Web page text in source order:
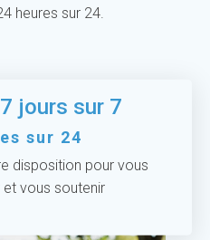
heures sur 24.
jours sur 7
sur 24
disposition pour vous
vous soutenir